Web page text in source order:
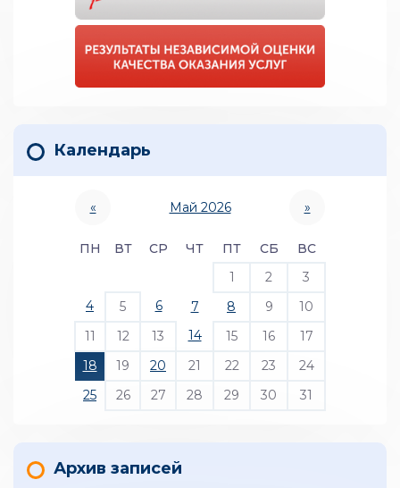
Календарь
« Май 2026 »
ПН ВТ СР ЧТ ПТ СБ
ВС
1
2
3
4
5 6 7 8 9
10
11
12 13 14 15 16
17
18
19 20 21 22 23
24
25
26 27 28 29 30 31
Архив записей